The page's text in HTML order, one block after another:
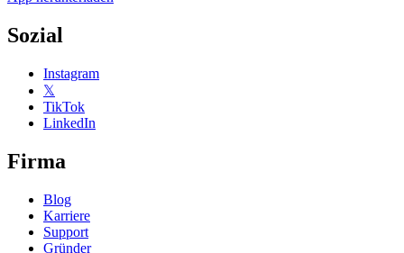
Sozial
Instagram
𝕏
TikTok
LinkedIn
Firma
Blog
Karriere
Support
Gründer